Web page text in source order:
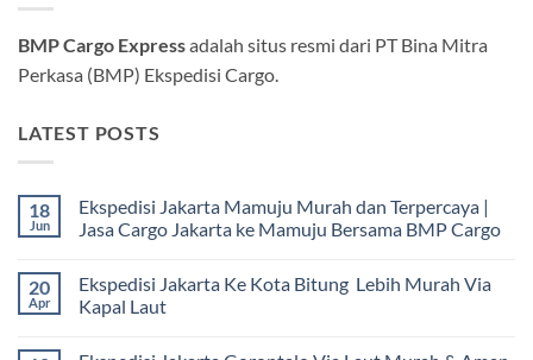
BMP Cargo Expressadalah situs resmi dari PT Bina Mitra
Perkasa (BMP) Ekspedisi Cargo.
LATEST POSTS
18
Jun
Ekspedisi Jakarta Mamuju Murah dan Terpercaya |
Jasa Cargo Jakarta ke Mamuju Bersama BMP Cargo
komentar
pada
Ekspedisi
20
Apr
Ekspedisi Jakarta Ke Kota Bitung Lebih Murah Via
Kapal Laut